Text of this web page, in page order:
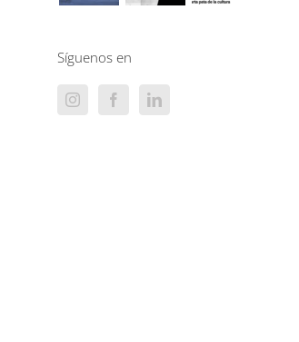
Síguenos en